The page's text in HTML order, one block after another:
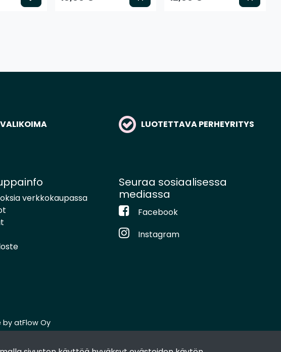
LUOTETTAVA PERHEYRITYS
verkkokaupassa
Seuraa sosiaalisessa
mediassa
Facebook
Instagram
by atFlow Oy